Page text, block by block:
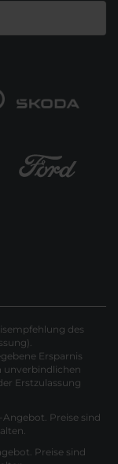
des
Ersparnis
unverbindlichen
Erstzulassung
Preise sind
Preise sind